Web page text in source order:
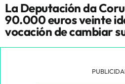
La Deputación da
90.000 euros veinte
vocación de cambiar